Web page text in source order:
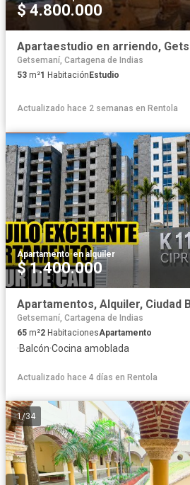
$ 4.800.000
Apartaestudio en arriendo,
Getsemaní, Cartagena de Indias
53 m²1 Habitación Estudio
Actualizado hace 2 semanas en Rentola
Apartamento·en alquiler
$ 1.400.000
Apartamentos, Alquiler, Ciudad
Getsemaní, Cartagena de Indias
65 m²2 HabitacionesApartamento
·Balcón·Cocina amoblada
Actualizado hace 4 días en Rentola
1/34